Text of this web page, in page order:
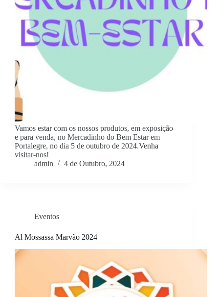
Vamos estar com os nossos produtos, em exposição
e para venda, no Mercadinho do Bem Estar em
Portalegre, no dia 5 de outubro de 2024.Venha
visitar-nos!
admin
4 de Outubro, 2024
Eventos
Al Mossassa Marvão 2024